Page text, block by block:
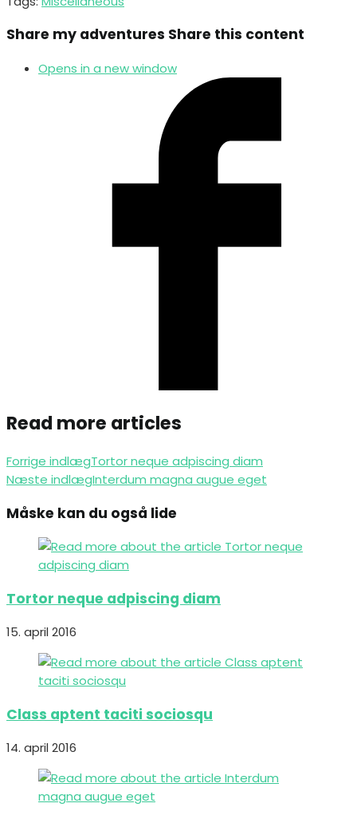
Share my adventures Share this content
Opens in a new window
Read more articles
Forrige indlægTortor neque adpiscing diam
Næste indlægInterdum magna augue eget
Måske kan du også lide
Tortor neque adpiscing diam
15. april 2016
Class aptent taciti sociosqu
14. april 2016